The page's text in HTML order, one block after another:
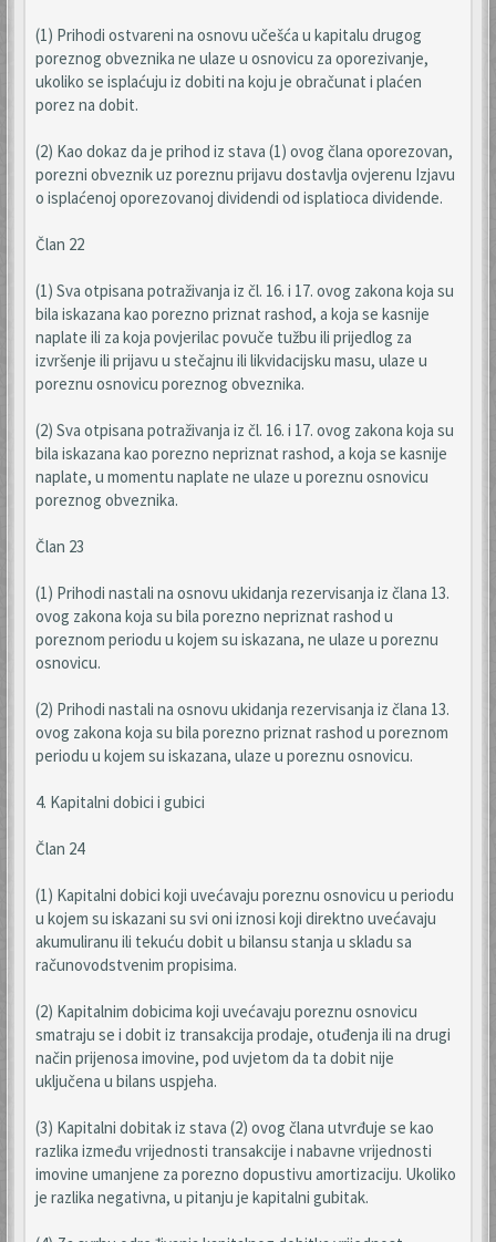
(1) Prihodi ostvareni na osnovu učešća u kapitalu drugog
poreznog obveznika ne ulaze u osnovicu za oporezivanje,
ukoliko se isplaćuju iz dobiti na koju je obračunat i plaćen
porez na dobit.
(2) Kao dokaz da je prihod iz stava (1) ovog člana oporezovan,
porezni obveznik uz poreznu prijavu dostavlja ovjerenu Izjavu
o isplaćenoj oporezovanoj dividendi od isplatioca dividende.
Član 22
(1) Sva otpisana potraživanja iz čl. 16. i 17. ovog zakona koja su
bila iskazana kao porezno priznat rashod, a koja se kasnije
naplate ili za koja povjerilac povuče tužbu ili prijedlog za
izvršenje ili prijavu u stečajnu ili likvidacijsku masu, ulaze u
poreznu osnovicu poreznog obveznika.
(2) Sva otpisana potraživanja iz čl. 16. i 17. ovog zakona koja su
bila iskazana kao porezno nepriznat rashod, a koja se kasnije
naplate, u momentu naplate ne ulaze u poreznu osnovicu
poreznog obveznika.
Član 23
(1) Prihodi nastali na osnovu ukidanja rezervisanja iz člana 13.
ovog zakona koja su bila porezno nepriznat rashod u
poreznom periodu u kojem su iskazana, ne ulaze u poreznu
osnovicu.
(2) Prihodi nastali na osnovu ukidanja rezervisanja iz člana 13.
ovog zakona koja su bila porezno priznat rashod u poreznom
periodu u kojem su iskazana, ulaze u poreznu osnovicu.
4. Kapitalni dobici i gubici
Član 24
(1) Kapitalni dobici koji uvećavaju poreznu osnovicu u periodu
u kojem su iskazani su svi oni iznosi koji direktno uvećavaju
akumuliranu ili tekuću dobit u bilansu stanja u skladu sa
računovodstvenim propisima.
(2) Kapitalnim dobicima koji uvećavaju poreznu osnovicu
smatraju se i dobit iz transakcija prodaje, otuđenja ili na drugi
način prijenosa imovine, pod uvjetom da ta dobit nije
uključena u bilans uspjeha.
(3) Kapitalni dobitak iz stava (2) ovog člana utvrđuje se kao
razlika između vrijednosti transakcije i nabavne vrijednosti
imovine umanjene za porezno dopustivu amortizaciju. Ukoliko
je razlika negativna, u pitanju je kapitalni gubitak.